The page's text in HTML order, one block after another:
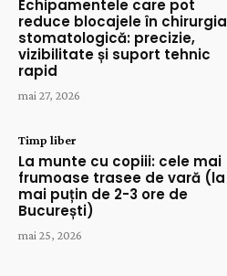
Echipamentele care pot
reduce blocajele în chirurgia
stomatologică: precizie,
vizibilitate și suport tehnic
rapid
mai 27, 2026
Timp liber
La munte cu copiii: cele mai
frumoase trasee de vară (la
mai puțin de 2-3 ore de
București)
mai 25, 2026